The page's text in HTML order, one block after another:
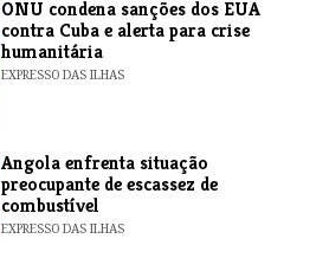
ONU condena sanções dos EUA
contra Cuba e alerta para crise
humanitária
EXPRESSO DAS ILHAS
Angola enfrenta situação
preocupante de escassez de
combustível
EXPRESSO DAS ILHAS